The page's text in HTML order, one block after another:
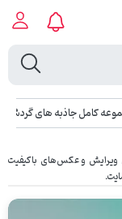
کامل جاذبه های
قابل ویرایش و عکس‌های باکیفیت